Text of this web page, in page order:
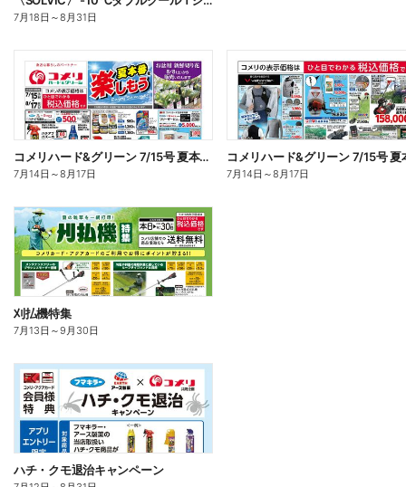
7月18日 ～8月31日
コメリハード&グリーン 7/15号 夏本番を楽しもう オモテ
7月14日 ～8月17日 7月14日 ～8月17日
刈払機特集
7月13日 ～9月30日
ハチ・クモ退治キャンペーン